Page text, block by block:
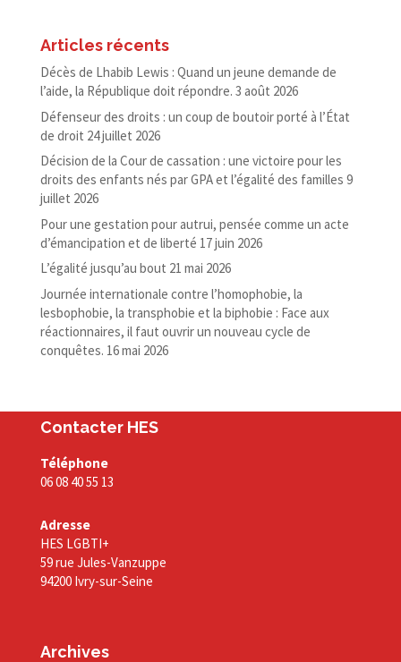
Articles récents
Décès de Lhabib Lewis : Quand un jeune demande de
l’aide, la République doit répondre. 3 août 2026
Défenseur des droits : un coup de boutoir porté à l’État
de droit 24 juillet 2026
Décision de la Cour de cassation : une victoire pour les
droits des enfants nés par GPA et l’égalité des familles 9
juillet 2026
Pour une gestation pour autrui, pensée comme un acte
d’émancipation et de liberté 17 juin 2026
L’égalité jusqu’au bout 21 mai 2026
Journée internationale contre l’homophobie, la
lesbophobie, la transphobie et la biphobie : Face aux
réactionnaires, il faut ouvrir un nouveau cycle de
conquêtes. 16 mai 2026
Contacter HES
Téléphone
06 08 40 55 13
Adresse
HES LGBTI+
59 rue Jules-Vanzuppe
94200 Ivry-sur-Seine
Archives